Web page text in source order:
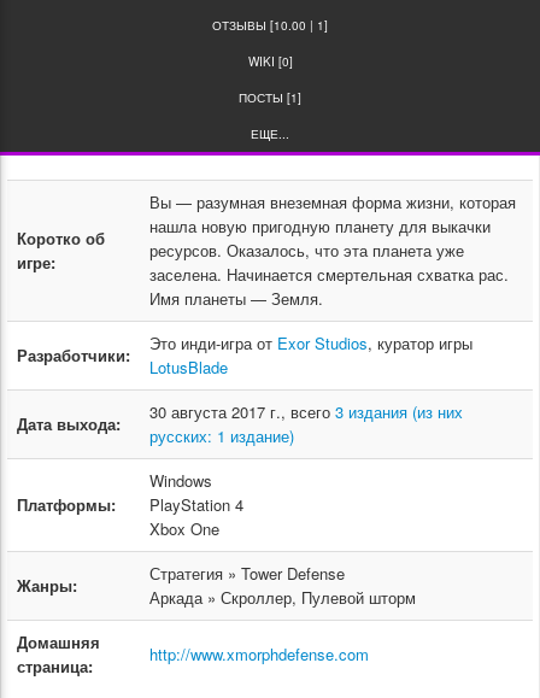
ОТЗЫВЫ [10.00 | 1]
WIKI [0]
ПОСТЫ [1]
ЕЩЕ...
Коротко об
игре:
Вы — разумная внеземная форма жизни, которая
нашла новую пригодную планету для выкачки
ресурсов. Оказалось, что эта планета уже
заселена. Начинается смертельная схватка рас.
Имя планеты — Земля.
Разработчики:
Это инди-игра от Exor Studios, куратор игры
LotusBlade
Дата выхода:
30 августа 2017 г., всего 3 издания (из них
русских: 1 издание)
Платформы:
Windows
PlayStation 4
Xbox One
Жанры:
Стратегия » Tower Defense
Аркада » Скроллер, Пулевой шторм
Домашняя
страница:
http://www.xmorphdefense.com